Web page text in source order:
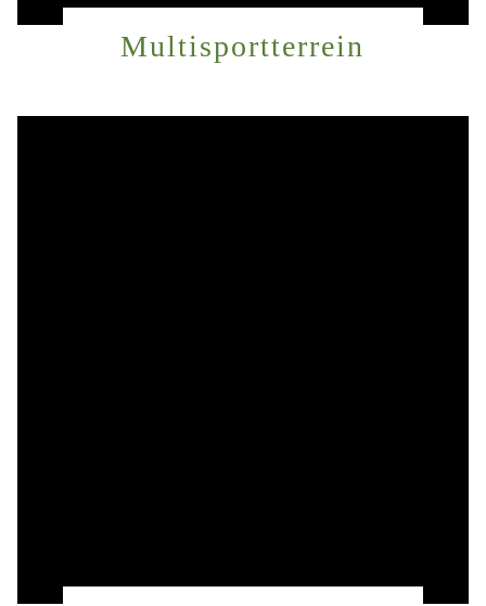
Multisportterrein